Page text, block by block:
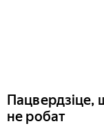
Пацвердзіце,
не робат